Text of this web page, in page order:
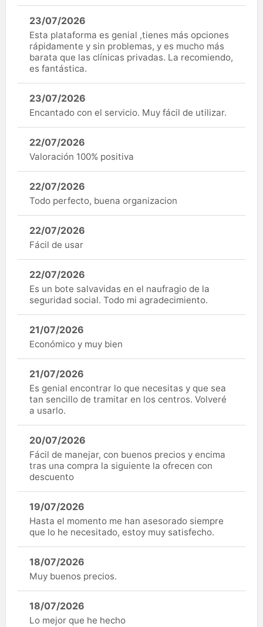
23/07/2026
Esta plataforma es genial ,tienes más opciones
rápidamente y sin problemas, y es mucho más
barata que las clínicas privadas. La recomiendo,
es fantástica.
23/07/2026
Encantado con el servicio. Muy fácil de utilizar.
22/07/2026
Valoración 100% positiva
22/07/2026
Todo perfecto, buena organizacion
22/07/2026
Fácil de usar
22/07/2026
Es un bote salvavidas en el naufragio de la
seguridad social. Todo mi agradecimiento.
21/07/2026
Económico y muy bien
21/07/2026
Es genial encontrar lo que necesitas y que sea
tan sencillo de tramitar en los centros. Volveré
a usarlo.
20/07/2026
Fácil de manejar, con buenos precios y encima
tras una compra la siguiente la ofrecen con
descuento
19/07/2026
Hasta el momento me han asesorado siempre
que lo he necesitado, estoy muy satisfecho.
18/07/2026
Muy buenos precios.
18/07/2026
Lo mejor que he hecho